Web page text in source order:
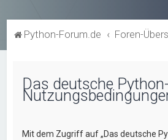
Python-Forum.de Foren-
Das deutsche
Mit dem Zugriff auf „Das deutsche